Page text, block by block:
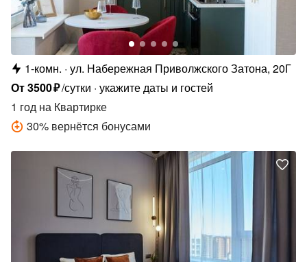
1-комн. ул. Набережная Приволжского Затона, 20Г
От3500₽/сутки укажите даты и гостей
1 год на Квартирке
30% вернётся бонусами